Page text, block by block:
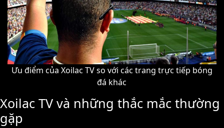
Ưu điểm của Xoilac TV so với các trang trực tiếp bóng
đá khác
Xoilac TV và những thắc mắc thường
gặp